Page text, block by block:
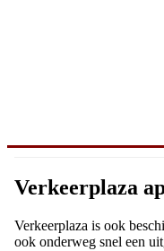
Verkeerplaza
Verkeerplaza is ook
ook onderweg snel een